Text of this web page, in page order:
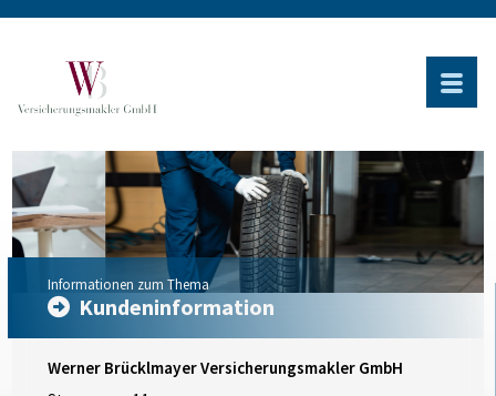
Informationen zum Thema
Kundeninformation
Werner Brücklmayer Versicherungsmakler GmbH